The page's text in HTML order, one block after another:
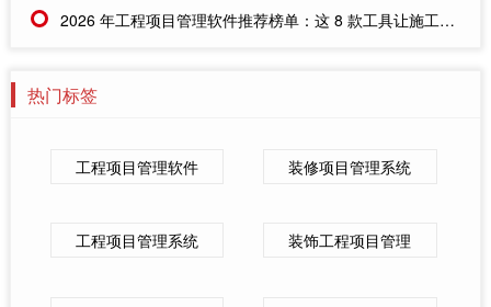
2026 年工程项目管理软件推荐榜单：这 8 款工具让施工效率翻倍
热门标签
工程项目管理软件 装修项目管理系统
工程项目管理系统 装饰工程项目管理